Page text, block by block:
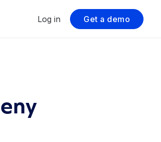
Log in Get a demo